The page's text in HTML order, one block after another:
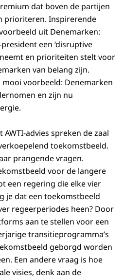
dat boven de partijen
prioriteren. Inspirerende
uit Denemarken:
een ‘disruptive
en prioriteiten stelt voor
van belang zijn.
voorbeeld: Denemarken
en zijn nu
advies spreken de zaal
toekomstbeeld.
prangende vragen.
voor de langere
een regering die elke vier
je dat een toekomstbeeld
regeerperiodes heen? Door
aan te stellen voor een
transitieprogramma’s
geborgd worden
Een andere vraag is hoe
visies, denk aan de